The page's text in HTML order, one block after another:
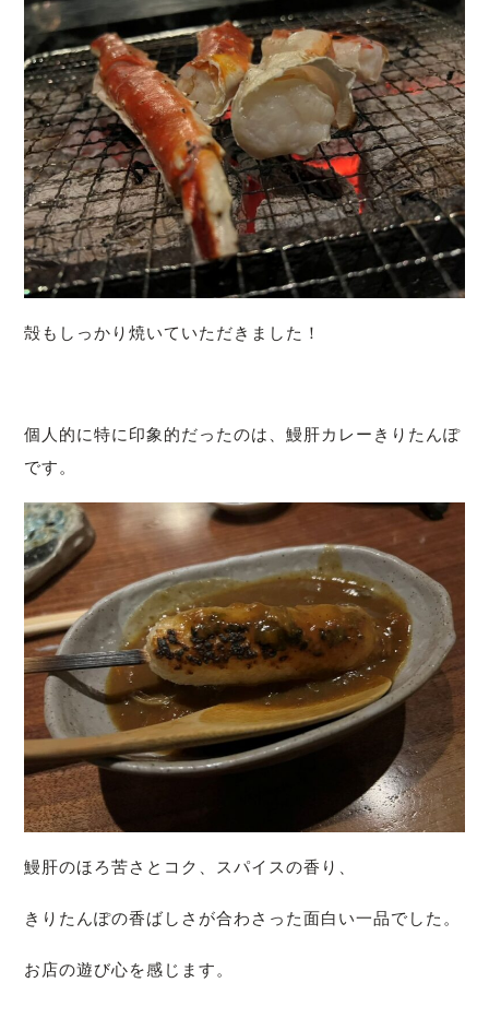
殻もしっかり焼いていただきました！
個人的に特に印象的だったのは、鰻肝カレーきりたんぽ
です。
鰻肝のほろ苦さとコク、 スパイスの香り、
きりたんぽの香ばしさが合わさった面白い一品でした。
お店の遊び心を感じます。